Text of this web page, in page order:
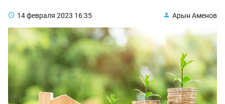
14 февраля 2023 16:35 Арын Аменов